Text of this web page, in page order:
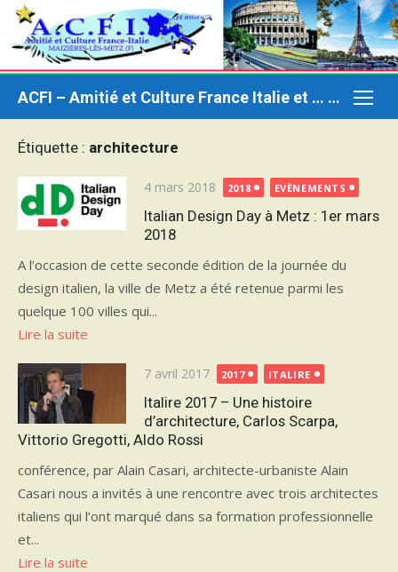
Aller
contenu
ACFI – Amitié et Culture France Italie et … ailleurs
Étiquette : architecture
Publié
le
4 mars 2018 2018 EVÈNEMENTS
Italian Design Day à Metz : 1er mars
2018
A l’occasion de cette seconde édition de la journée du
design italien, la ville de Metz a été retenue parmi les
quelque 100 villes qui...
Lire la suite
Publié
le
7 avril 2017 2017 ITALIRE
Italire 2017 – Une histoire
d’architecture, Carlos Scarpa,
Vittorio Gregotti, Aldo Rossi
conférence, par Alain Casari, architecte-urbaniste Alain
Casari nous a invités à une rencontre avec trois architectes
italiens qui l’ont marqué dans sa formation professionnelle
et...
Lire la suite